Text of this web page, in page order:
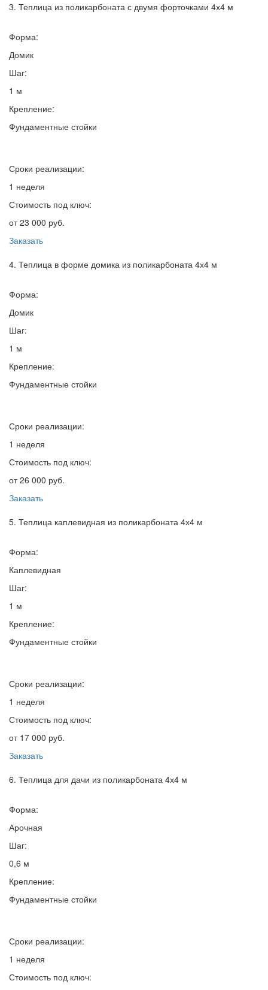
3. Теплица из поликарбоната с двумя форточками 4х4 м
Форма:
Домик
Шаг:
1 м
Крепление:
Фундаментные стойки
Сроки реализации:
1 неделя
Стоимость под ключ:
от 23 000 руб.
Заказать
4. Теплица в форме домика из поликарбоната 4х4 м
Форма:
Домик
Шаг:
1 м
Крепление:
Фундаментные стойки
Сроки реализации:
1 неделя
Стоимость под ключ:
от 26 000 руб.
Заказать
5. Теплица каплевидная из поликарбоната 4х4 м
Форма:
Каплевидная
Шаг:
1 м
Крепление:
Фундаментные стойки
Сроки реализации:
1 неделя
Стоимость под ключ:
от 17 000 руб.
Заказать
6. Теплица для дачи из поликарбоната 4х4 м
Форма:
Арочная
Шаг:
0,6 м
Крепление:
Фундаментные стойки
Сроки реализации:
1 неделя
Стоимость под ключ: